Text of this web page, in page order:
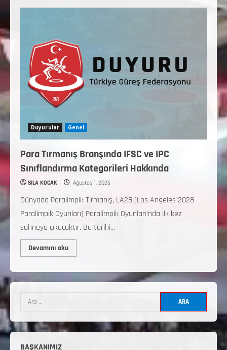
Duyurular Genel
Para Tırmanış Branşında IFSC ve IPC
Sınıflandırma Kategorileri Hakkında
SILA KOCAK Ağustos 1, 2025
Dünyada Paralimpik Tırmanış, LA28 (Los Angeles 2028
Paralimpik Oyunları) Paralimpik Oyunları’nda ilk kez
sahneye çıkacaktır. Bu tarihi...
Devamını oku
BAŞKANIMIZ
3. KADEME GÜREŞ ANTRENÖRLÜĞÜ
HAKKINDA
2. Kademe Güreş Antrenör Uygulama